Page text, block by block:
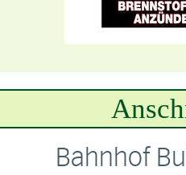
Bahnhof